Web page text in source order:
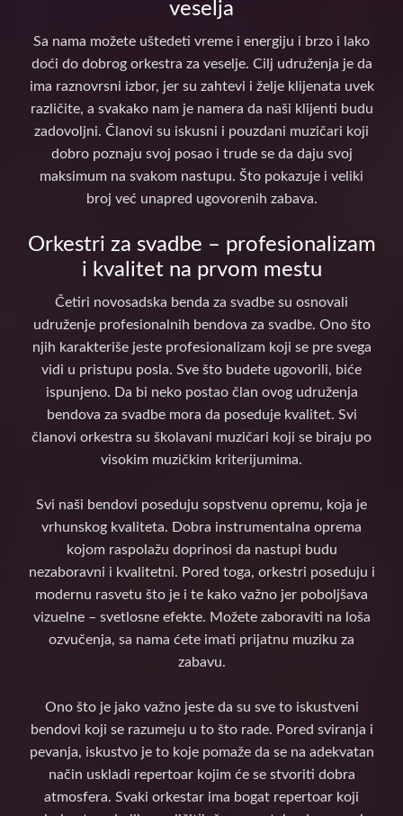
veselja
Sa nama možete uštedeti vreme i energiju i brzo i lako
doći do dobrog orkestra za veselje. Cilj udruženja je da
ima raznovrsni izbor, jer su zahtevi i želje klijenata uvek
različite, a svakako nam je namera da naši klijenti budu
zadovoljni. Članovi su iskusni i pouzdani muzičari koji
dobro poznaju svoj posao i trude se da daju svoj
maksimum na svakom nastupu. Što pokazuje i veliki
broj već unapred ugovorenih zabava.
Orkestri za svadbe – profesionalizam
i kvalitet na prvom mestu
Četiri novosadska benda za svadbe su osnovali
udruženje profesionalnih bendova za svadbe. Ono što
njih karakteriše jeste profesionalizam koji se pre svega
vidi u pristupu posla. Sve što budete ugovorili, biće
ispunjeno. Da bi neko postao član ovog udruženja
bendova za svadbe mora da poseduje kvalitet. Svi
članovi orkestra su školavani muzičari koji se biraju po
visokim muzičkim kriterijumima.
Svi naši bendovi poseduju sopstvenu opremu, koja je
vrhunskog kvaliteta. Dobra instrumentalna oprema
kojom raspolažu doprinosi da nastupi budu
nezaboravni i kvalitetni. Pored toga, orkestri poseduju i
modernu rasvetu što je i te kako važno jer poboljšava
vizuelne – svetlosne efekte. Možete zaboraviti na loša
ozvučenja, sa nama ćete imati prijatnu muziku za
zabavu.
Ono što je jako važno jeste da su sve to iskustveni
bendovi koji se razumeju u to što rade. Pored sviranja i
pevanja, iskustvo je to koje pomaže da se na adekvatan
način uskladi repertoar kojim će se stvoriti dobra
atmosfera. Svaki orkestar ima bogat repertoar koji